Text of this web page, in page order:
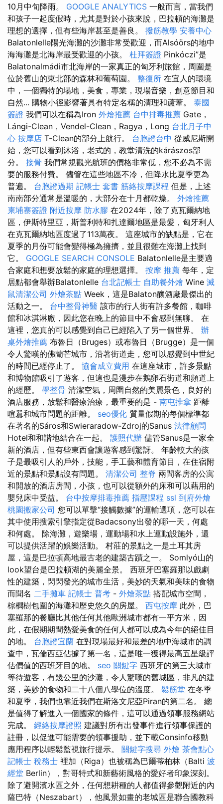
10月中旬降雨。 GOOGLE ANALYTICS 一般而言，當我們
和孩子一起度假時，尤其是對於小孩來說，巴拉頓的海灘是
理想的選擇，但有些海岸甚至是善良。 撥筋教學 安養中心
Balatonlelle陽光海灘的沙灘非常受歡迎，而Alsóörs的地中
海海灘是北海岸最受歡迎的小孩。 杜拜簽證 Pinkóczi”是
Balatonalmádi市北海岸的一家真正的匈牙利旅館，周圍是
位於舊山的東北部的森林和葡萄園。 整復所 在宜人的環境
中，一個獨特的場地，美食，專業，現場音樂，創意節目和
自然... 購物小徑影響著具有特定名稱的清理和蘆葦。 泰國
簽證 我們可以在稱為Iron 外燴推薦 台中排毒推薦 Gate，
Lángi-Clean，Vendel-Clean，Ragya，Long 台北月子中
心 按摩店 T-Clean的部分上航行。 台胞證台中 從威尼斯開
始，您可以看到沐浴，老式的，教堂清洗的kárászos部
分。 接骨 我們常規觀光航班的價格非常低，您不必為不需
要的服務付費。 儘管在這些地區不冷，但降水比夏季更為
普遍。 台胞證過期 記帳士 套書 筋絡按摩課程 但是，上述
南南部分通常是溫暖的，大部分在十月都乾燥。 外燴推薦
柬埔寨簽證 附近按摩 防水膠 在2024年，除了克瓦爾納地
區，伊斯特里亞，斯普利特和扎達爾地區是最愛，匈牙利人
在克瓦爾納地區度過了113萬夜。 這座城市的缺點是，它在
夏季的月份可能會變得極為擁擠，並且很難在海灘上找到
它。 GOOGLE SEARCH CONSOLE Balatonlelle是主要適
合家庭和想要放鬆的家庭的理想選擇。 按摩 推薦 每年，定
居點都會舉辦Balatonlelle 台北記帳士 自助餐外燴 Wine 滅
鼠清潔公司 外燴茶點 Week，這是Balaton釀酒廠最傑出的
活動之一。 台中整骨神醫 該市的行人街有許多餐館，咖啡
館和冰淇淋廠，因此您在晚上的節目中不會感到無聊。 在
這裡，您真的可以感覺到自己已經陷入了另一個世界。 辦
桌外燴推薦 布魯日（Bruges）或布魯日（Brugge）是一個
令人驚嘆的佛蘭芒城市，沿著街道走，您可以感覺到中世紀
的時間已經停止了。 協會成立費用 在這座城市，許多景點
和博物館吸引了遊客，但這也是漫步在鵝卵石街道和頻道上
的經歷。 學整骨 清潔空氣，周圍自然的美麗景色，良好的
酒店服務，放鬆和醫療治療，最重要的是 - 南屯推拿 距離
喧囂和城市問題的距離。 seo優化 質量假期的每個標準都
在著名的Sáros和Swieraradow-Zdroj的Sanus 法律顧問
Hotel和和諧地結合在一起。 護照代辦 儘管Sanus是一家全
新的酒店，但有些東西會讓遊客感到驚訝。 年齡較大的孩
子是最吸引人的戶外，技能，手工藝和體育節目，在住宿附
近的景點和景點沒有問題。 清潔公司 整脊 兩間客房的公寓
和開放的酒店房間，小孩，也可以從額外的床和可以藉用的
嬰兒床中受益。 台中按摩排毒推薦 指壓課程 ssl 到府外燴
桃園搬家公司 您可以單擊“接觸數據”的運輸選項，您可以在
其中使用搜索引擎指定從Badacsony出發的哪一天，何處
和何處。 除海灘，遊樂場，運動場和水上運動設施外，還
可以提供活躍的娛樂活動。 村莊的景點之一是土耳其房
屋，這是巴拉頓高地最古老的建築古蹟之一。 Somlyó山的
look望台是巴拉頓湖的美麗全景。 西班牙巴塞羅那以戲劇
性的建築，閃閃發光的城市生活，美妙的天氣和美味的食物
而聞名 二手攤車 記帳士 普考 - 外燴茶點 搭配城市空間，
棕櫚樹包圍的海灘和歷史悠久的房屋。 西屯按摩 此外，巴
塞羅那的餐廳比其他任何其他歐洲城市都有一平方米，因
此，在假期期間熱愛美食的任何人都可以成為今年的絕佳目
的地。 台胞證宜蘭 在對現場最好和最差的地中海城市的調
查中，瓦倫西亞佔據了第一名，這是唯一獲得最高五星級評
估價值的西班牙目的地。 seo 關鍵字 西班牙的第三大城市
等待遊客，有幾公里的沙灘，令人驚嘆的舊城區，非凡的建
築，美妙的食物和二十八個八學位的溫度。 鬆筋堂 在冬季
和夏季，我們也靠近我們在斯洛文尼亞Piran的第二名。 總
是值得了解進入一個國家的條件，這可以通過領事服務網站
完成。 經絡按摩證照 建議對所有出發事件進行領事保護的
註冊，以促進可能需要的領事援助，並下載Consinfo移動
應用程序以輕鬆監視旅行提示。 關鍵字搜尋 外燴 茶會點心
記帳士 稅務士 裡加（Riga）也被稱為巴爾蒂柏林（Balti 波
經堂 Berlin），對哥特式和新藝術風格的愛好者印象深刻。
除了避開濱水區之外，任何想耕種的人都值得參觀附近的內
薩巴特（Neszabart），他風景如畫的老城區是聯合國教科